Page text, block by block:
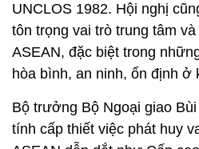
UNCLOS 1982. Hội nghị
tôn trọng vai trò trung tâm
ASEAN, đặc biệt trong
hòa bình, an ninh, ổn định ở
Bộ trưởng Bộ Ngoại giao
tính cấp thiết việc phát huy